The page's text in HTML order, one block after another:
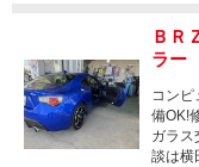
ＢＲ
ラー
コンピ
備OK!
ガラス
談は横